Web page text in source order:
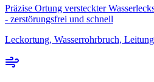
Präzise Ortung versteckter
- zerstörungsfrei und schnell
Leckortung, Wasserrohrbruch,